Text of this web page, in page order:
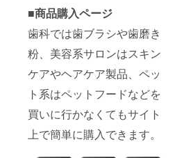
■商品購入ページ
歯科では歯ブラシや歯磨き
粉、美容系サロンはスキン
ケアやヘアケア製品、ペッ
ト系はペットフードなどを
買いに行かなくてもサイト
上で簡単に購入できます。